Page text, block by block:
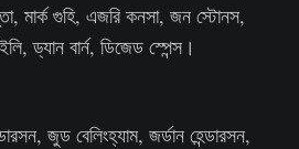
মার্ক গুহি, এজরি কনসা, জন স্টোনস,
ড্যান বার্ন, ডিজেড স্পেন্স।
জুড বেলিংহ্যাম, জর্ডান হেন্ডারসন,